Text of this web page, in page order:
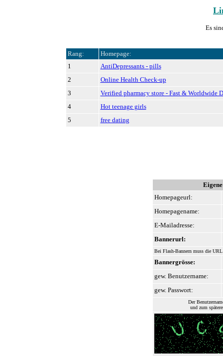
Es
Rang:
Homepage:
1
AntiDepressants - pills
2
Online Health Check-up
3
Verified pharmacy store - Fast & Worldwide
4
Hot teenage girls
5
free dating
Homepageurl:
Homepagename:
E-Mailadresse:
Bannerurl:
Bei Flash-Bannern muss die
Bannergrösse:
gew. Benutzername:
gew. Passwort:
Der
und zum